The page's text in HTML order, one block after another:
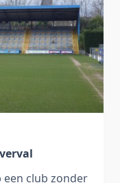
club zonder